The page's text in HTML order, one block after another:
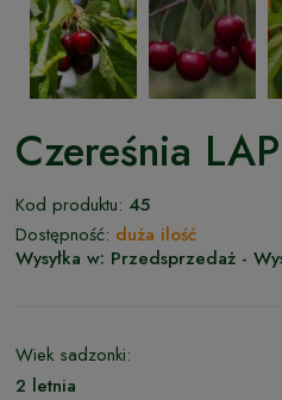
Czereśnia
Kod produktu: 45
Dostępność: duża ilość
Wysyłka w: Przedsprzedaż -
Wiek sadzonki:
2 letnia